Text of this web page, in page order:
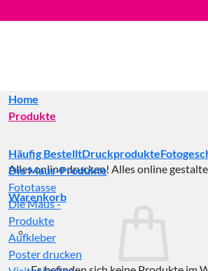
Inhalt
Alles online drucken! Alles online
Warenkorb
Home
Produkte
Häufig BestelltDruckprodukte
Die Maus-Produkte
Fototasse
Die Maus -
Produkte
Aufkleber
Poster drucken